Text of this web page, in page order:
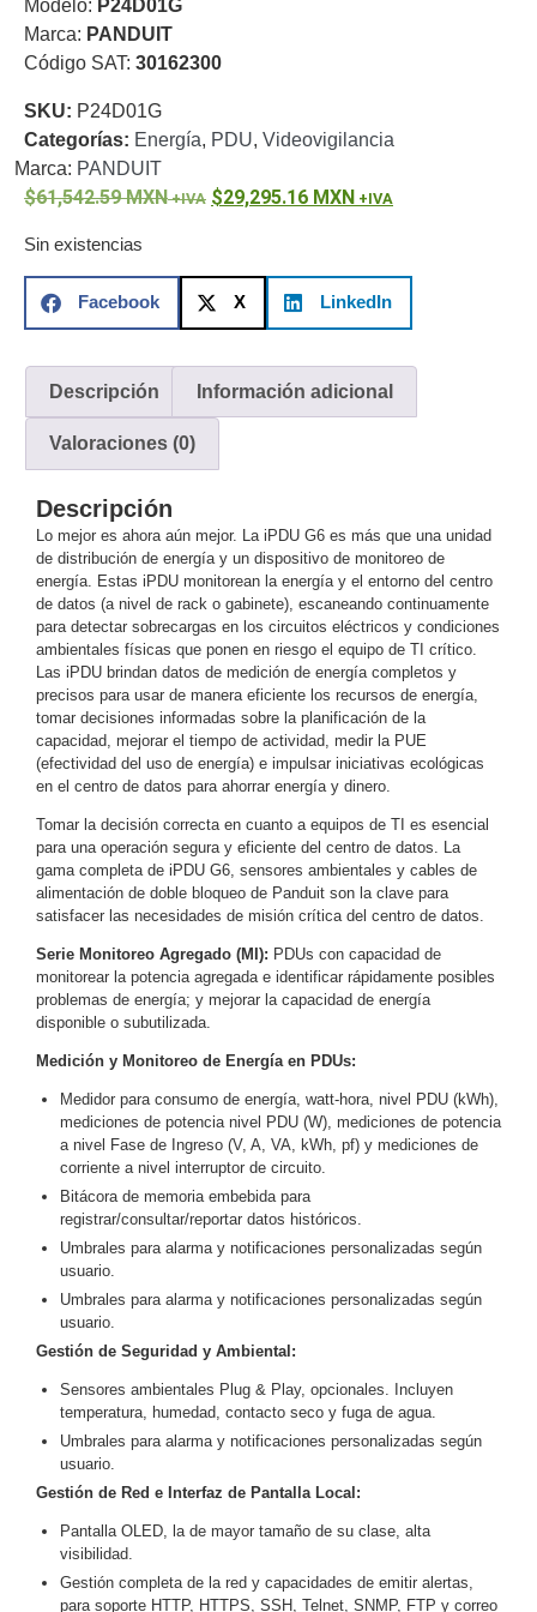
o
RefaccionesProbadores
VideoTransceptores
de Video
Cables y
Conectores
a
RCAAudio
y
VideoCable
Coaxial y
Conectores
Cables
Armados -
CoaxialCategoría
ÓpticaPara
Alimentación
y
Electricidad RG59
Tipo
CaPTelefónicoVGA
/ DVI /
HDMI
Cámaras
IP y NVRs
Ambientes
Salinos
(Anticorrosión)AntiexplosiónBalaCodificadores
y
Decodificadores
VideoCuboDomo
/ Eyeball /
TurretFisheye
Hemisféricas
MotorizadoNVRs
Network
Video
RecordersProfesionales
-
CajaPTZTérmicasWiFi
/ 4G /
Inalámbricas
Cámaras
y DVRs
TurboHD
/ AHD /
HD-TVI
/ Eyeball /
TurretEspeciales
MotorizadoOcultas
Modelo: P24D01G
Marca: PANDUIT
Código SAT: 30162300
SKU: P24D01G
Categorías: Energía, PDU, Videovigilancia
Marca: PANDUIT
61,542.59MXN 29,295.16 MXN
Sin existencias
Facebook X LinkedIn
Descripción Información adicional
Valoraciones (0)
Descripción
Lo mejor es ahora aún mejor. La iPDU G6 es más que una unidad
de distribución de energía y un dispositivo de monitoreo de
energía. Estas iPDU monitorean la energía y el entorno del centro
de datos (a nivel de rack o gabinete), escaneando continuamente
para detectar sobrecargas en los circuitos eléctricos y condiciones
ambientales físicas que ponen en riesgo el equipo de TI crítico.
Las iPDU brindan datos de medición de energía completos y
precisos para usar de manera eficiente los recursos de energía,
tomar decisiones informadas sobre la planificación de la
capacidad, mejorar el tiempo de actividad, medir la PUE
(efectividad del uso de energía) e impulsar iniciativas ecológicas
en el centro de datos para ahorrar energía y dinero.
Tomar la decisión correcta en cuanto a equipos de TI es esencial
para una operación segura y eficiente del centro de datos. La
gama completa de iPDU G6, sensores ambientales y cables de
alimentación de doble bloqueo de Panduit son la clave para
satisfacer las necesidades de misión crítica del centro de datos.
Serie Monitoreo Agregado (MI): PDUs con capacidad de
monitorear la potencia agregada e identificar rápidamente posibles
problemas de energía; y mejorar la capacidad de energía
disponible o subutilizada.
Medición y Monitoreo de Energía en PDUs:
Medidor para consumo de energía, watt-hora, nivel PDU (kWh),
mediciones de potencia nivel PDU (W), mediciones de potencia
a nivel Fase de Ingreso (V, A, VA, kWh, pf) y mediciones de
corriente a nivel interruptor de circuito.
Bitácora de memoria embebida para
registrar/consultar/reportar datos históricos.
Umbrales para alarma y notificaciones personalizadas según
usuario.
Umbrales para alarma y notificaciones personalizadas según
usuario.
Gestión de Seguridad y Ambiental:
Sensores ambientales Plug & Play, opcionales. Incluyen
temperatura, humedad, contacto seco y fuga de agua.
Umbrales para alarma y notificaciones personalizadas según
usuario.
Gestión de Red e Interfaz de Pantalla Local:
Pantalla OLED, la de mayor tamaño de su clase, alta
visibilidad.
Gestión completa de la red y capacidades de emitir alertas,
para soporte HTTP, HTTPS, SSH, Telnet, SNMP, FTP y correo